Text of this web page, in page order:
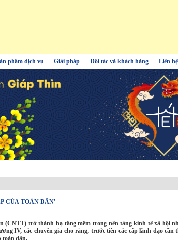
phẩm dịch vụ Giải pháp Đối tác và khách hàng Liên hệ
CỦA TOÀN DÂN'
(CNTT) trở thành hạ tầng mềm trong nền tảng kinh tế xã hội
IV, các chuyên gia cho rằng, trước tiên các cấp lãnh đạo cần
toàn dân.